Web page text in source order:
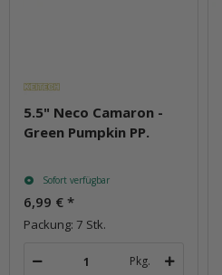
5.5" Neco Camaron -
Green Pumpkin PP.
Sofort verfügbar
6,99 € *
Packung: 7 Stk.
Pkg.